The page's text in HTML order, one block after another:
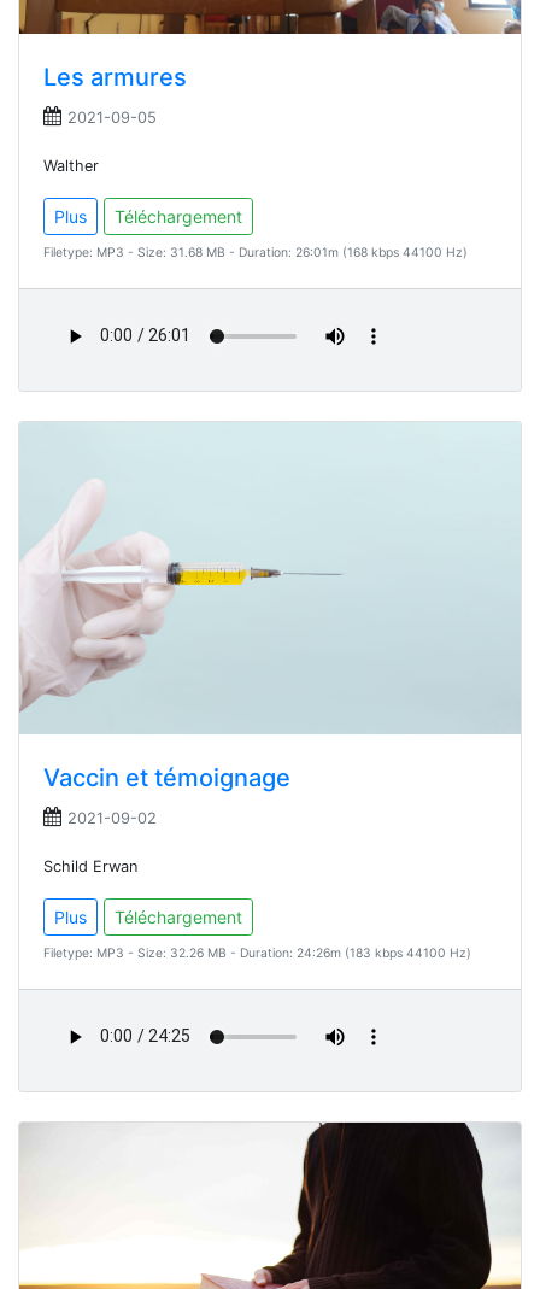
Les armures
2021-09-05
Walther
Plus Téléchargement
Filetype: MP3 - Size: 31.68 MB - Duration: 26:01m (168 kbps 44100 Hz)
Vaccin et témoignage
2021-09-02
Schild Erwan
Plus Téléchargement
Filetype: MP3 - Size: 32.26 MB - Duration: 24:26m (183 kbps 44100 Hz)